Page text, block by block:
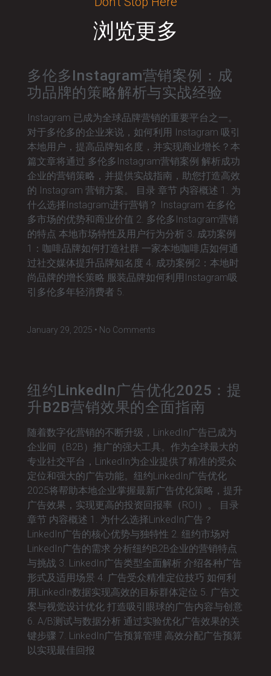
浏览更多
多伦多Instagram营销案例：成
功品牌的策略解析与实战经验
Instagram 已成为全球品牌营销的重要平台之一。
对于多伦多的企业来说，如何利用 Instagram 吸引
本地用户，提高品牌知名度，并实现商业增长？本
篇文章将通过 多伦多Instagram营销案例 解析成功
企业的营销策略，并提供实战指南，助您打造高效
的 Instagram 营销方案。 目录 章节 内容概述 1. 为
什么选择Instagram进行营销？ Instagram 在多伦
多市场的优势和商业价值 2. 多伦多Instagram营销
的特点 本地市场特性及用户行为分析 3. 成功案例
1：咖啡品牌如何打造社群 一家本地咖啡店如何通
过社交媒体提升品牌知名度 4. 成功案例2：本地时
尚品牌的增长策略 服装品牌如何利用Instagram吸
引多伦多年轻消费者 5.
January 29, 2025 No Comments
纽约LinkedIn广告优化2025：提
升B2B营销效果的全面指南
随着数字化营销的不断升级，LinkedIn广告已成为
企业间（B2B）推广的强大工具。作为全球最大的
专业社交平台，LinkedIn为企业提供了精准的受众
定位和强大的广告功能。纽约LinkedIn广告优化
2025将帮助本地企业掌握最新广告优化策略，提升
广告效果，实现更高的投资回报率（ROI）。 目录
章节 内容概述 1. 为什么选择LinkedIn广告？
LinkedIn广告的核心优势与独特性 2. 纽约市场对
LinkedIn广告的需求 分析纽约B2B企业的营销特点
与挑战 3. LinkedIn广告类型全面解析 介绍各种广告
形式及适用场景 4. 广告受众精准定位技巧 如何利
用LinkedIn数据实现高效的目标群体定位 5. 广告文
案与视觉设计优化 打造吸引眼球的广告内容与创意
6. A/B测试与数据分析 通过实验优化广告效果的关
键步骤 7. LinkedIn广告预算管理 高效分配广告预算
以实现最佳回报